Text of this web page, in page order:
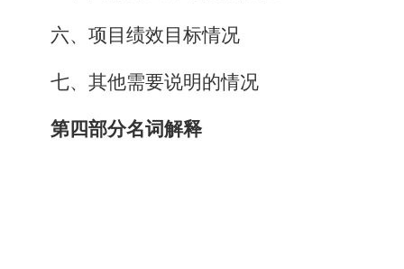
六、项目绩效目标情况
七、其他需要说明的情况
第四部分名词解释